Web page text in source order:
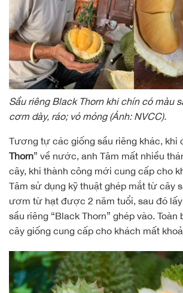
Sầu riêng Black Thorn khi chín có màu
cơm dày, ráo; vỏ mỏng (Ảnh: NVCC).
Tương tự các giống sầu riêng khác, khi
Thorn” về nước, anh Tâm mất nhiều
cây, khi thành công mới cung cấp cho
Tâm sử dụng kỹ thuật ghép mắt từ cây
ươm từ hạt được 2 năm tuổi, sau đó
sầu riêng “Black Thorn” ghép vào. Toàn
cây giống cung cấp cho khách mất